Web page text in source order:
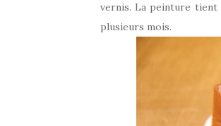
vernis. La peinture tient
plusieurs mois.